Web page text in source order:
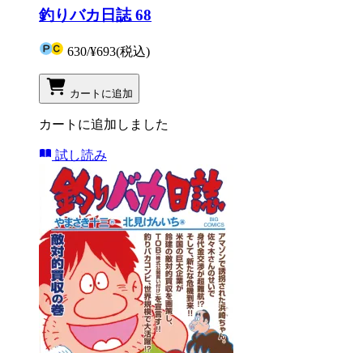
釣りバカ日誌 68
630/¥693(税込)
カートに追加
カートに追加しました
試し読み